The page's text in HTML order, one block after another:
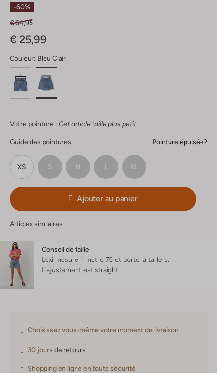
-60%
€ 64,95
€ 25,99
Couleur: Bleu Clair
Votre pointure : Cet article taille plus petit
Guide des pointures. Pointure épuisée?
XS S M L XL
Ajouter au panier
Articles similaires
Conseil de taille
Lexi mesure 1 mètre 75 et porte la taille s.
L'ajustement est straight
Choisissez vous-même votre moment de livraison
30 jours de retours
Shopping en ligne en toute sécurité